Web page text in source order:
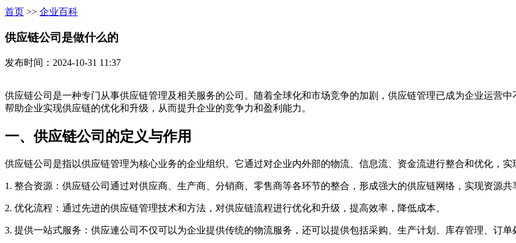
首页 >> 企业百科
供应链公司是做什么的
发布时间：2024-10-31 11:37
供应链公司是一种专门从事供应链管理及相关服务的公司。随着全球化和市场竞争的加剧，供应链管理已成为企业运营
帮助企业实现供应链的优化和升级，从而提升企业的竞争力和盈利能力。
一、供应链公司的定义与作用
供应链公司是指以供应链管理为核心业务的企业组织。它通过对企业内外部的物流、信息流、资金流进行整合和优化，
1. 整合资源：供应链公司通过对供应商、生产商、分销商、零售商等各环节的整合，形成强大的供应链网络，实现资源共
2. 优化流程：通过先进的供应链管理技术和方法，对供应链流程进行优化和升级，提高效率，降低成本。
3. 提供一站式服务：供应連公司不仅可以为企业提供传统的物流服务，还可以提供包括采购、生产计划、库存管理、订单